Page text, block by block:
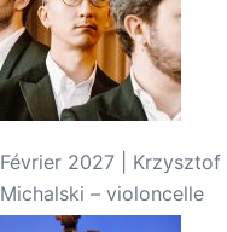
Février 2027 | Krzysztof
Michalski – violoncelle